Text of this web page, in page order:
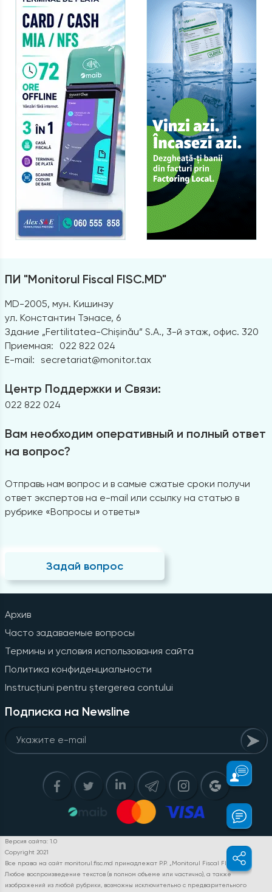
ПИ "Monitorul Fiscal FISC.MD"
MD-2005, мун. Кишинэу
ул. Константин Тэнасе, 6
Здание „Fertilitatea-Chișinău” S.A., 3-й этаж, офис. 320
Приемная:
022 822 024
E-mail: secretariat@monitor.tax
Центр Поддержки и Связи:
022 822 024
Вам необходим оперативный и полный ответ
на вопрос?
Отправь нам вопрос и в самые сжатые сроки получи
ответ экспертов на e-mail или ссылку на статью в
рубрике «Вопросы и ответы»
Задай вопрос
Архив
Часто задаваемые вопросы
Термины и условия использования сайта
Политика конфиденциальности
Instrucțiuni pentru ștergerea contului
Подписка на Newsline
Версия сайта: 1.0
Copyright 2021
Все права на сайт monitorul.fisc.md принадлежат P.P. „Monitorul Fiscal FISC.MD”.
Любое воспроизведение текстов (в полном объеме или частично), а также
изображений из любой рубрики, возможны исключительно с предварительного